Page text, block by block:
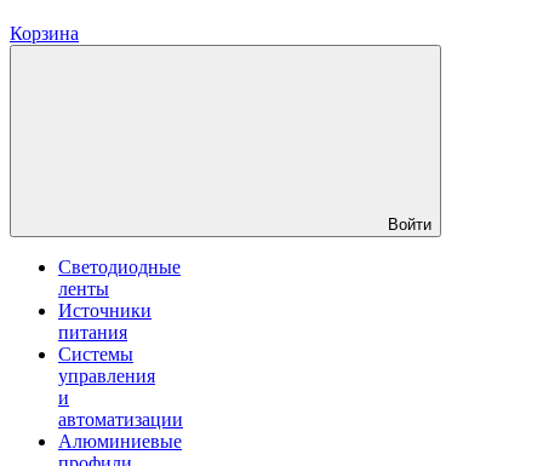
Корзина
Войти
Светодиодные
ленты
Источники
питания
Системы
управления
и
автоматизации
Алюминиевые